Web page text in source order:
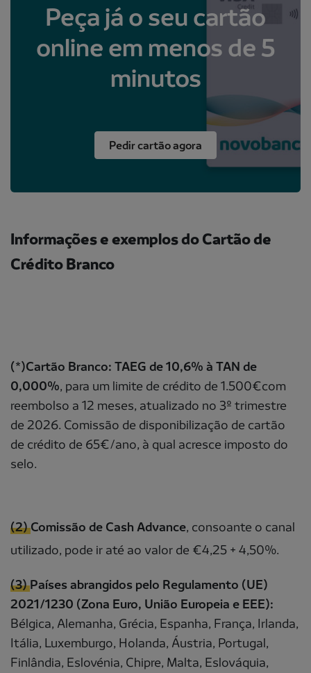
Peça já o seu cartão
online em menos de 5
minutos
Pedir cartão agora
Informações e exemplos do Cartão de
Crédito Branco
(*)Cartão Branco: TAEG de 10,6% à TAN de
0,000%, para um limite de crédito de 1.500€com
reembolso a 12 meses, atualizado no 3º trimestre
de 2026. Comissão de disponibilização de cartão
de crédito de 65€/ano, à qual acresce imposto do
selo.
(2)Comissão de Cash Advance, consoante o canal
utilizado, pode ir até ao valor de €4,25 + 4,50%.
(3)Países abrangidos pelo Regulamento (UE)
2021/1230 (Zona Euro, União Europeia e EEE):
Bélgica, Alemanha, Grécia, Espanha, França, Irlanda,
Itália, Luxemburgo, Holanda, Áustria, Portugal,​
Finlândia, Eslovénia, Chipre, Malta, Eslováquia,